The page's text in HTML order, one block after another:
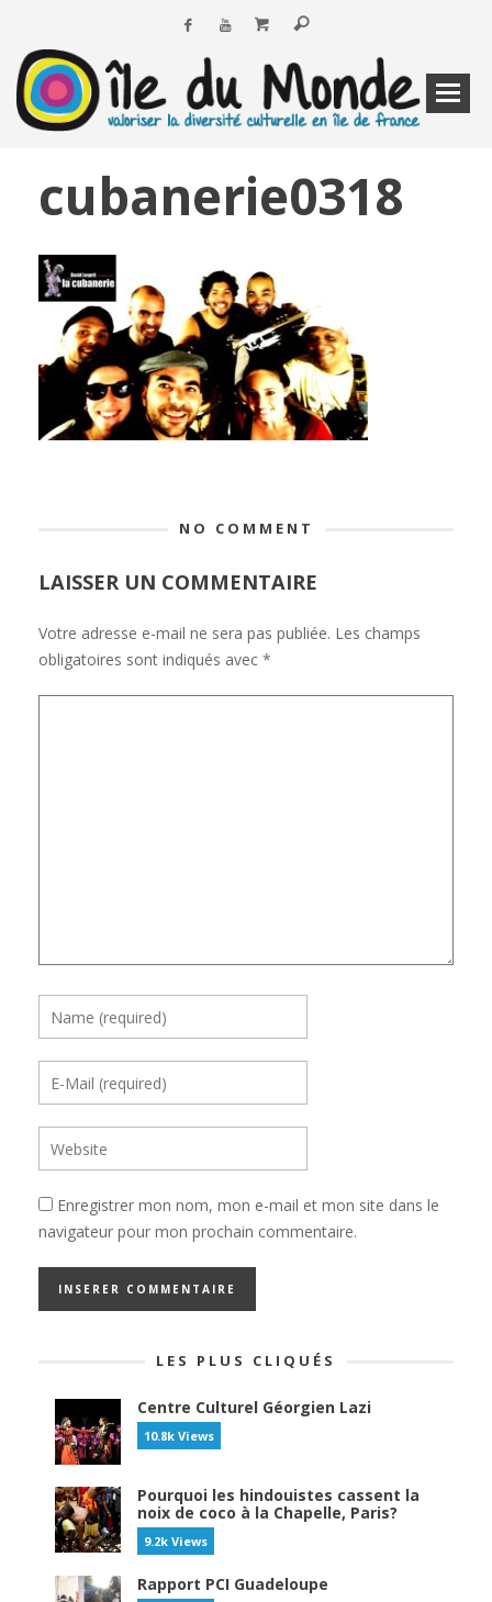
cubanerie0318
NO COMMENT
LAISSER UN COMMENTAIRE
Votre adresse e-mail ne sera pas publiée. Les champs
obligatoires sont indiqués avec *
Enregistrer mon nom, mon e-mail et mon site dans le
navigateur pour mon prochain commentaire.
LES PLUS CLIQUÉS
Centre Culturel Géorgien Lazi
10.8k Views
Pourquoi les hindouistes cassent la
noix de coco à la Chapelle, Paris?
9.2k Views
Rapport PCI Guadeloupe